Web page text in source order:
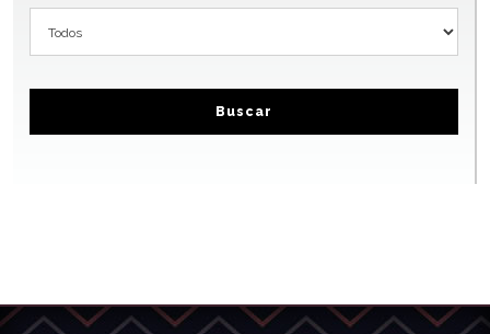
Buscar